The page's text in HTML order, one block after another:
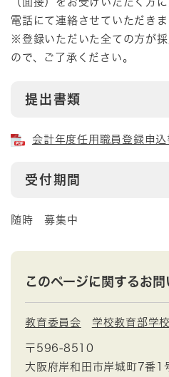
電話にて連絡させていただきま
※登録いただいた全ての方が
ので、ご了承ください。
提出書類
会計年度任用職員登録申
受付期間
随時 募集中
このページに関するお
教育委員会 学校教育部学
〒596-8510
大阪府岸和田市岸城町7番